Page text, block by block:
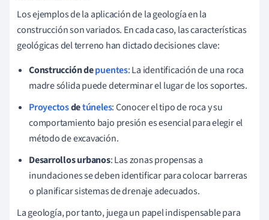
Los ejemplos de la aplicación de la geología en la
construcción son variados. En cada caso, las características
geológicas del terreno han dictado decisiones clave:
Construcción depuentes: La identificación de una roca
madre sólida puede determinar el lugar de los soportes.
Proyectosdetúneles: Conocer el tipo de roca y su
comportamiento bajo presión es esencial para elegir el
método de excavación.
Desarrollos urbanos: Las zonas propensas a
inundaciones se deben identificar para colocar barreras
o planificar sistemas de drenaje adecuados.
La geología, por tanto, juega un papel indispensable para